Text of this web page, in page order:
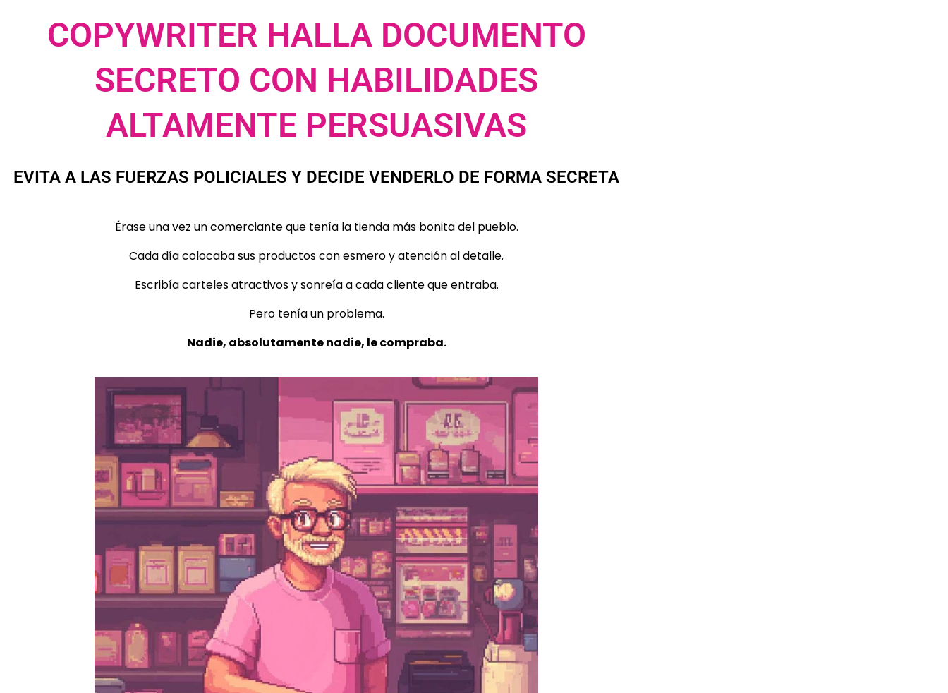
COPYWRITER HALLA DOCUMENTO
SECRETO CON HABILIDADES
ALTAMENTE PERSUASIVAS
EVITA A LAS FUERZAS POLICIALES Y DECIDE VENDERLO DE FORMA SECRETA
Érase una vez un comerciante que tenía la tienda más bonita del pueblo.
Cada día colocaba sus productos con esmero y atención al detalle.
Escribía carteles atractivos y sonreía a cada cliente que entraba.
Pero tenía un problema.
Nadie, absolutamente nadie, le compraba.